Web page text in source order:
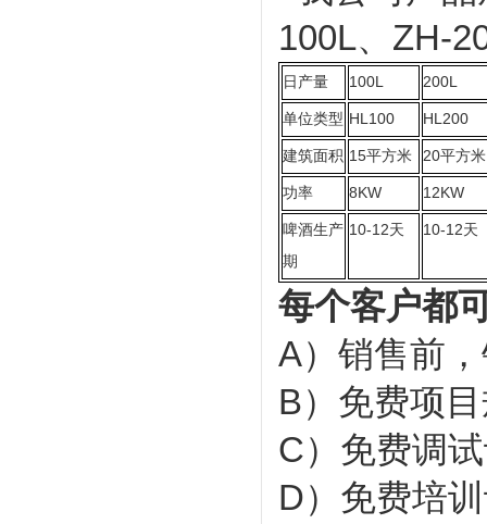
100L、ZH-
日产量 100L 200L
单位类型 HL100 HL200
建筑面积 15平方米 20平方米
功率 8KW 12KW
啤酒生产
期
10-12天 10-12天
每个客户都
A）销售前
B）免费项
C）免费调
D）免费培